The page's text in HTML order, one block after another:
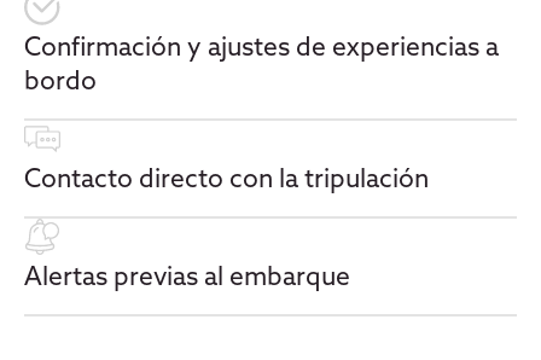
Confirmación y ajustes de experiencias a
bordo
Contacto directo con la tripulación
Alertas previas al embarque